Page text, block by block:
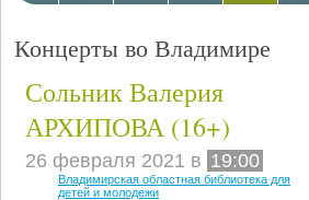
Концерты во Владимире
Сольник Валерия
АРХИПОВА (16+)
26 февраля 2021 в 19:00
Владимирская областная библиотека для
детей и молодежи